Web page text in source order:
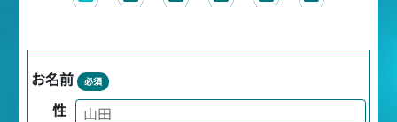
お名前 必須
性